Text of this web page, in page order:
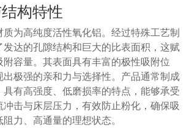
构特性
为高纯度活性氧化铝。经过特殊工艺制
达的孔隙结构和巨大的比表面积，这赋
容量。其表面具有丰富的极性吸附位
出极强的亲和力与选择性。产品通常制成
有高强度、低磨损率的特点，能够承受
击与床层压力，有效防止粉化，确保吸
力、高通量的理想状态。